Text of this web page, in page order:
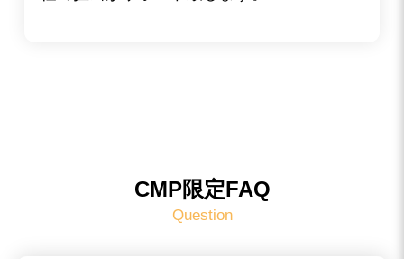
CMP限定FAQ
Question